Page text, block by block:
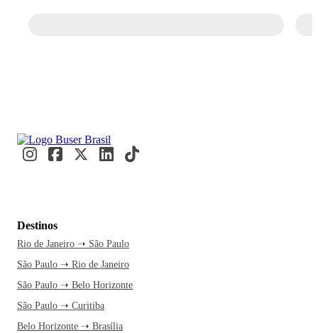
Destinos
Rio de Janeiro ➝ São Paulo
São Paulo ➝ Rio de Janeiro
São Paulo ➝ Belo Horizonte
São Paulo ➝ Curitiba
Belo Horizonte ➝ Brasília